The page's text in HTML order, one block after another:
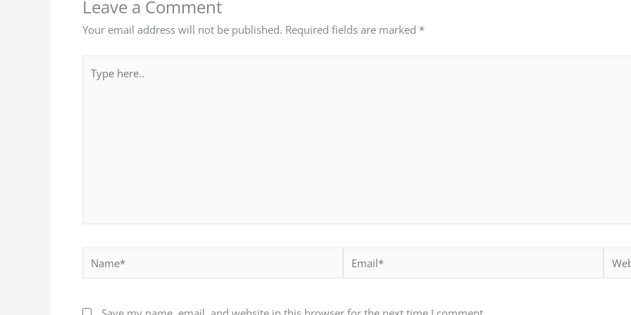
Leave a Comment
Your email address will not be published. Required fields are marked *
here..